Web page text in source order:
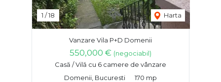
1 /18 Harta
Vanzare Vila P+D Domenii
550,000 € (negociabil)
Casă / Vilă cu 6 camere de vânzare
Domenii, Bucuresti
170 mp